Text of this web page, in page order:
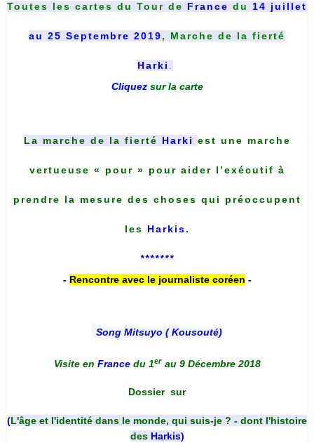
Toutes les cartes du Tour de France du 14 juillet
au 25 Septembre 2019, Marche de la fierté
Harki
Cliquez sur la carte
La marche de la fierté Harki est une marche
vertueuse « pour » pour aider l’exécutif à
prendre la mesure des choses qui préoccupent
les Harkis.
*******
- Rencontre avec le journaliste coréen -
Song Mitsuyo ( Kousouté)
Visite en France du 1er au 9 Décembre 2018
Dossier sur
(L'âge et l'identité dans le monde, qui suis-je ? - dont l'histoire
des Harkis)